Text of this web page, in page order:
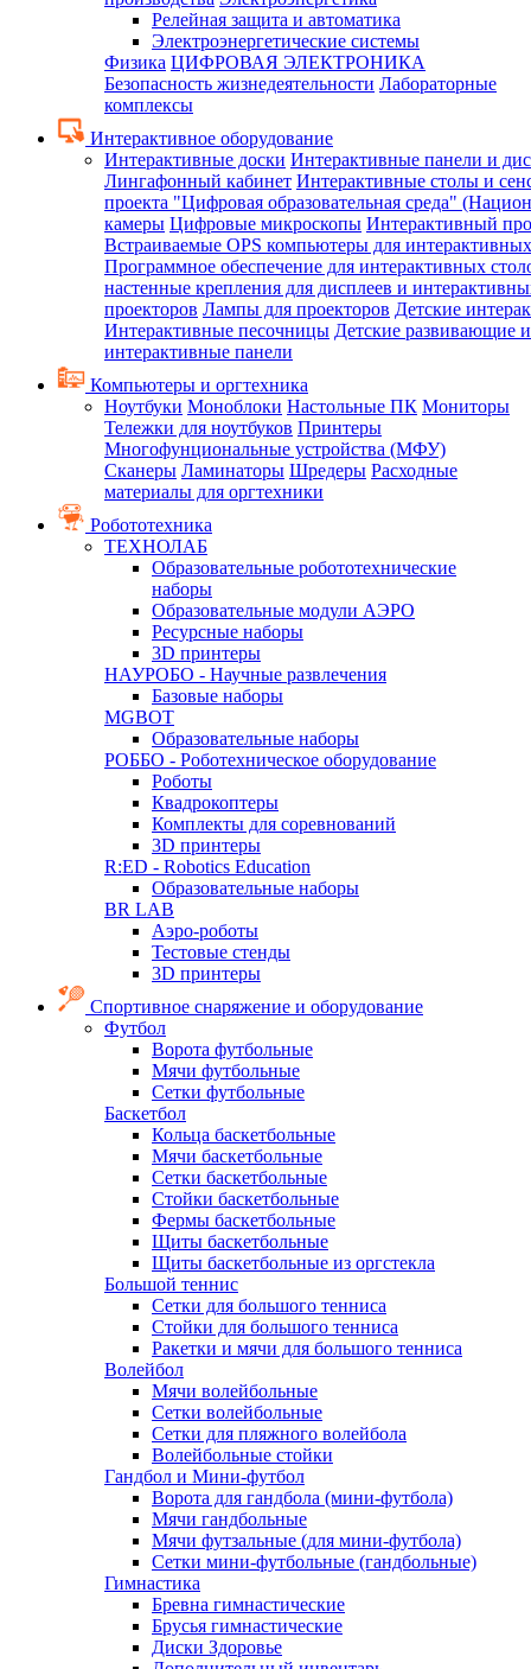
Релейная защита и автоматика
Электроэнергетические системы
Физика ЦИФРОВАЯ ЭЛЕКТРОНИКА
Безопасность жизнедеятельности Лабораторные
комплексы
Интерактивное оборудование
Интерактивные доски Интерактивные панели и
Лингафонный кабинет Интерактивные столы и
проекта "Цифровая образовательная среда"
камеры Цифровые микроскопы Интерактивный
Встраиваемые OPS компьютеры для
Программное обеспечение для интерактивных
настенные крепления для дисплеев и
проекторов Лампы для проекторов Детские
Интерактивные песочницы Детские развивающие
интерактивные панели
Компьютеры и оргтехника
Ноутбуки Моноблоки Настольные ПК Мониторы
Тележки для ноутбуков Принтеры
Многофунциональные устройства (МФУ)
Сканеры Ламинаторы Шредеры Расходные
материалы для оргтехники
Робототехника
ТЕХНОЛАБ
Образовательные робототехнические
наборы
Образовательные модули АЭРО
Ресурсные наборы
3D принтеры
НАУРОБО - Научные развлечения
Базовые наборы
MGBOT
Образовательные наборы
РОББО - Роботехническое оборудование
Роботы
Квадрокоптеры
Комплекты для соревнований
3D принтеры
R:ED - Robotics Education
Образовательные наборы
BR LAB
Аэро-роботы
Тестовые стенды
3D принтеры
Спортивное снаряжение и оборудование
Футбол
Ворота футбольные
Мячи футбольные
Сетки футбольные
Баскетбол
Кольца баскетбольные
Мячи баскетбольные
Сетки баскетбольные
Стойки баскетбольные
Фермы баскетбольные
Щиты баскетбольные
Щиты баскетбольные из оргстекла
Большой теннис
Сетки для большого тенниса
Стойки для большого тенниса
Ракетки и мячи для большого тенниса
Волейбол
Мячи волейбольные
Сетки волейбольные
Сетки для пляжного волейбола
Волейбольные стойки
Гандбол и Мини-футбол
Ворота для гандбола (мини-футбола)
Мячи гандбольные
Мячи футзальные (для мини-футбола)
Сетки мини-футбольные (гандбольные)
Гимнастика
Бревна гимнастические
Брусья гимнастические
Диски Здоровье